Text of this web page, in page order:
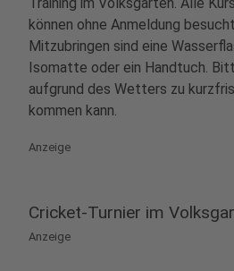
können ohne Anmeldung
Mitzubringen sind eine
Isomatte oder ein Handtuch.
aufgrund des Wetters zu
kommen kann.
Anzeige
Cricket-Turnier im
Anzeige